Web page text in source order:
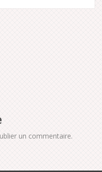
un commentaire.